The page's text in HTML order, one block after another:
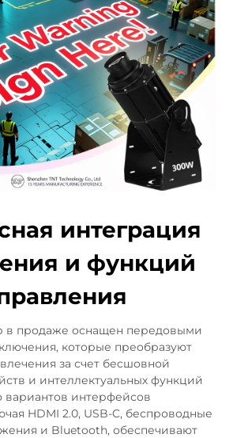
интеграция
и функций
в продаже оснащен передовыми
которые преобразуют
за счет бесшовной
и интеллектуальных функций
вариантов интерфейсов
HDMI 2.0, USB-C, беспроводные
и Bluetooth, обеспечивают